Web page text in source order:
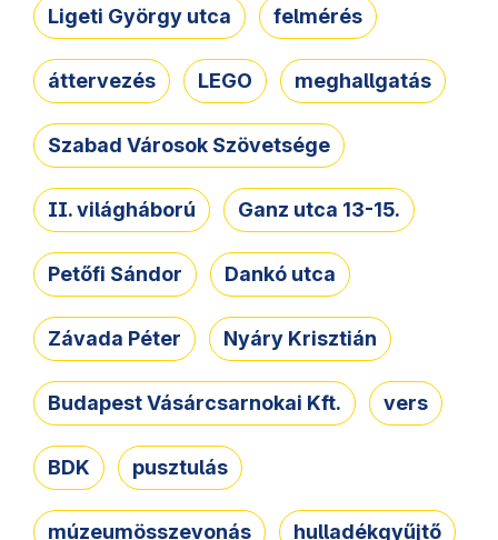
Ligeti György utca felmérés
áttervezés LEGO meghallgatás
Szabad Városok Szövetsége
II. világháború Ganz utca 13-15.
Petőfi Sándor Dankó utca
Závada Péter Nyáry Krisztián
Budapest Vásárcsarnokai Kft. vers
BDK pusztulás
múzeumösszevonás hulladékgyűjtő